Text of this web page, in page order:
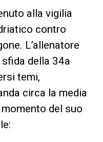
alla vigilia
contro
L’allenatore
della 34a
temi,
circa la media
del suo